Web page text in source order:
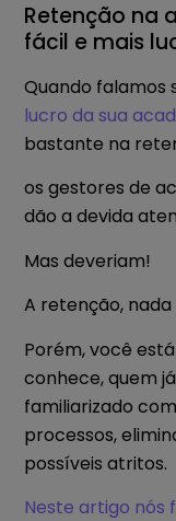
Retenção na
fácil e mais
Quando falamos
lucro da sua
bastante na
os gestores de
dão a devida
Mas deveriam!
A retenção,
Porém, você
conhece, quem
familiarizado
processos,
possíveis atritos.
Neste artigo nós